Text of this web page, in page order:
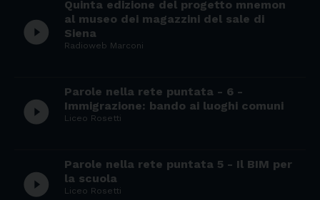
play_circle_filled
Quinta edizione del progetto mnemon
al museo dei magazzini del sale di
Siena
Radioweb Marconi
play_circle_filled
Parole nella rete puntata - 6 -
Immigrazione: bando ai luoghi comuni
Liceo Rosetti
play_circle_filled
Parole nella rete puntata 5 - Il BIM per
la scuola
Liceo Rosetti